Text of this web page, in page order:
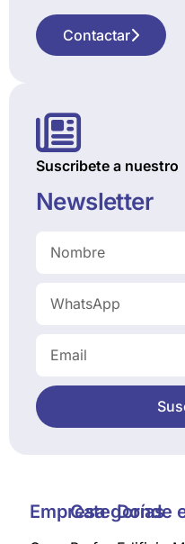
Contactar
Suscribete a nuestro
Newsletter
EmpresaCategorías
Donde